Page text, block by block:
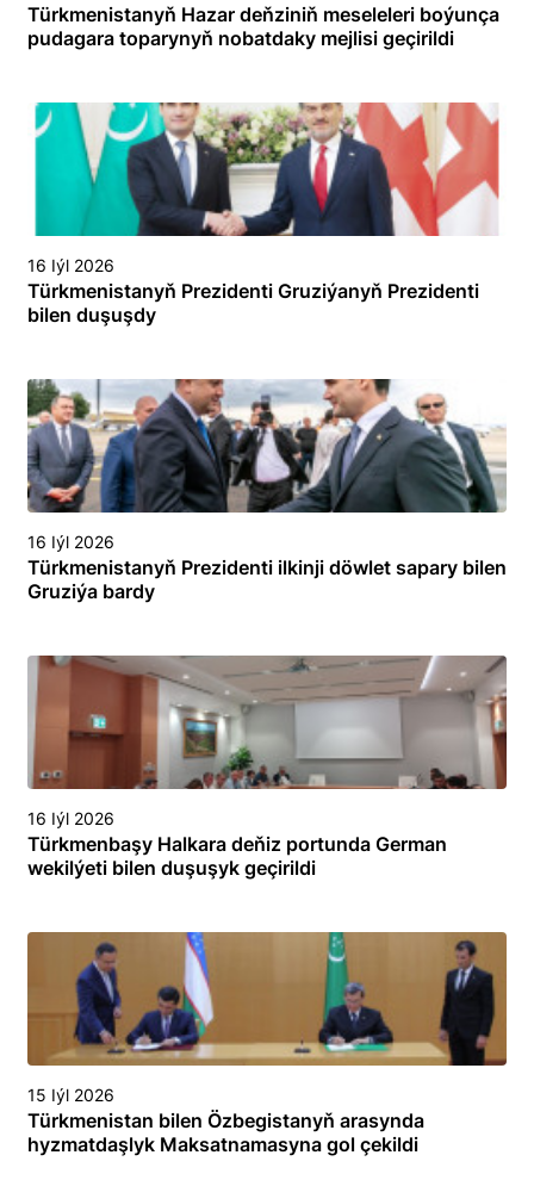
Türkmenistanyň Hazar deňziniň meseleleri boýunça
pudagara toparynyň nobatdaky mejlisi geçirildi
16 Iýl 2026
Türkmenistanyň Prezidenti Gruziýanyň Prezidenti
bilen duşuşdy
16 Iýl 2026
Türkmenistanyň Prezidenti ilkinji döwlet sapary bilen
Gruziýa bardy
16 Iýl 2026
Türkmenbaşy Halkara deňiz portunda German
wekilýeti bilen duşuşyk geçirildi
15 Iýl 2026
Türkmenistan bilen Özbegistanyň arasynda
hyzmatdaşlyk Maksatnamasyna gol çekildi